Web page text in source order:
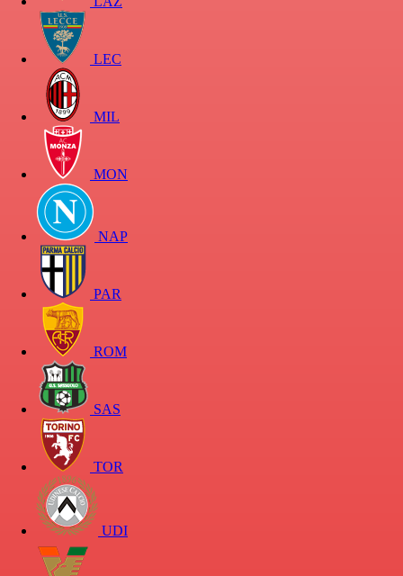
LEC
MIL
MON
NAP
PAR
ROM
SAS
TOR
UDI